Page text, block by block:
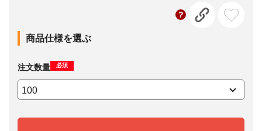
商品仕様を選ぶ
注文数量 必須